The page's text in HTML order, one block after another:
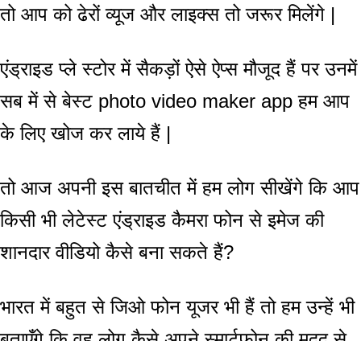
तो आप को ढेरों व्यूज और लाइक्स तो जरूर मिलेंगे |
एंड्राइड प्ले स्टोर में सैकड़ों ऐसे ऐप्स मौजूद हैं पर उनमें
सब में से बेस्ट photo video maker app हम आप
के लिए खोज कर लाये हैं |
तो आज अपनी इस बातचीत में हम लोग सीखेंगे कि आप
किसी भी लेटेस्ट एंड्राइड कैमरा फोन से इमेज की
शानदार वीडियो कैसे बना सकते हैं?
भारत में बहुत से जिओ फोन यूजर भी हैं तो हम उन्हें भी